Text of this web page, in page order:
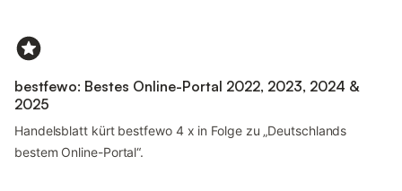
bestfewo: Bestes Online-Portal 2022, 2023, 2024 &
2025
Handelsblatt kürt bestfewo 4 x in Folge zu „Deutschlands
bestem Online-Portal“.